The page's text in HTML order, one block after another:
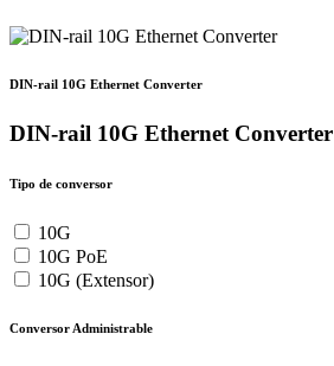
DIN-rail 10G Ethernet Converter
DIN-rail 10G Ethernet Converter
Tipo de conversor
10G
10G PoE
10G (Extensor)
Conversor Administrable